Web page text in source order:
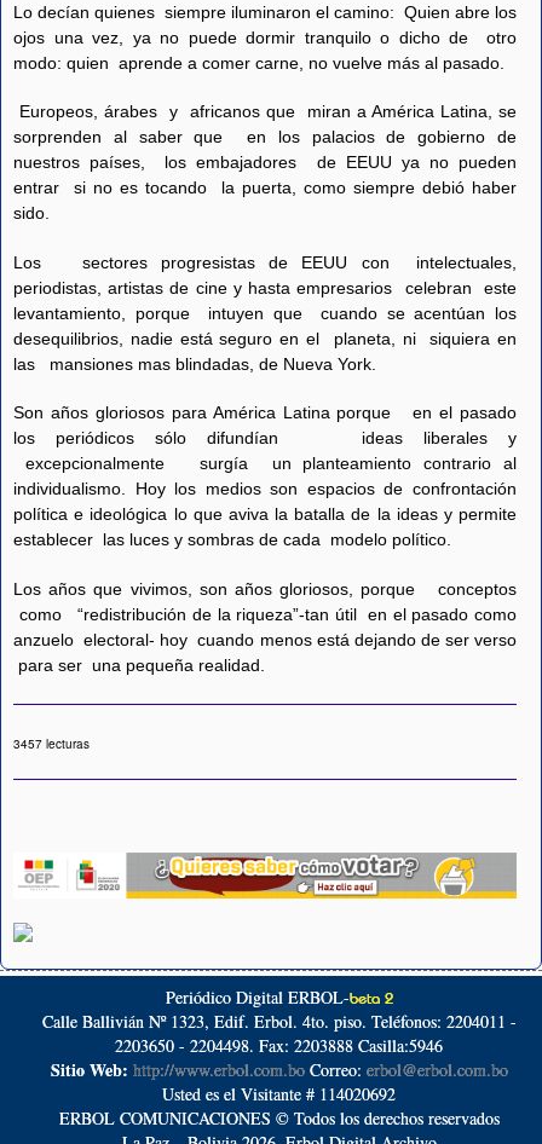
Lo decían quienes siempre iluminaron el camino: Quien abre los
ojos una vez, ya no puede dormir tranquilo o dicho de otro
modo: quien aprende a comer carne, no vuelve más al pasado.
Europeos, árabes y africanos que miran a América Latina, se
sorprenden al saber que en los palacios de gobierno de
nuestros países, los embajadores de EEUU ya no pueden
entrar si no es tocando la puerta, como siempre debió haber
sido.
Los sectores progresistas de EEUU con intelectuales,
periodistas, artistas de cine y hasta empresarios celebran este
levantamiento, porque intuyen que cuando se acentúan los
desequilibrios, nadie está seguro en el planeta, ni siquiera en
las mansiones mas blindadas, de Nueva York.
Son años gloriosos para América Latina porque en el pasado
los periódicos sólo difundían ideas liberales y
excepcionalmente surgía un planteamiento contrario al
individualismo. Hoy los medios son espacios de confrontación
política e ideológica lo que aviva la batalla de la ideas y permite
establecer las luces y sombras de cada modelo político.
Los años que vivimos, son años gloriosos, porque conceptos
como “redistribución de la riqueza”-tan útil en el pasado como
anzuelo electoral- hoy cuando menos está dejando de ser verso
para ser una pequeña realidad.
3457 lecturas
Periódico Digital ERBOL-beta 2
Calle Ballivián Nº 1323, Edif. Erbol. 4to. piso. Teléfonos: 2204011 -
2203650 - 2204498. Fax: 2203888 Casilla:5946
Sitio Web: http://www.erbol.com.boCorreo: erbol@erbol.com.bo
Usted es el Visitante # 114020692
ERBOL COMUNICACIONES © Todos los derechos reservados